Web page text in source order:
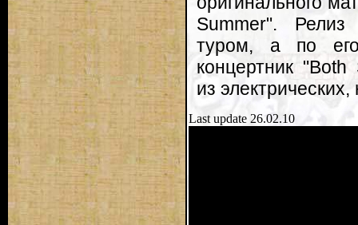
Summer". Релиз
туром, а по
концертник
из
Last update 26.02.10